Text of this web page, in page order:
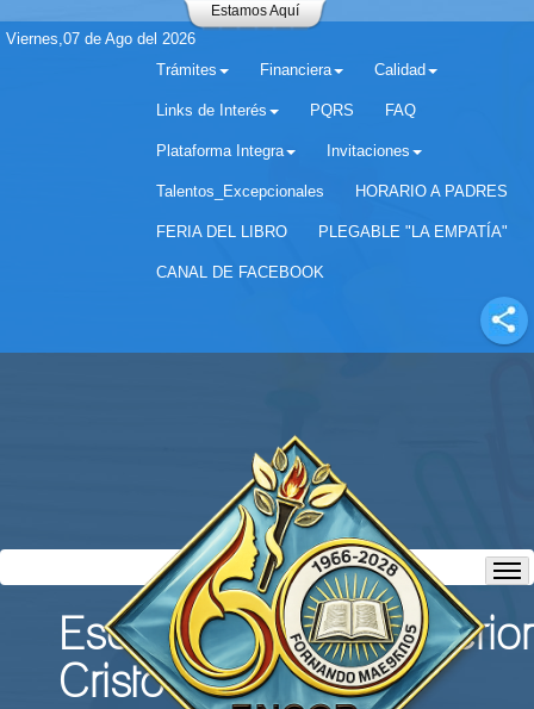
Estamos Aquí
Viernes,07 de Ago del 2026
Trámites
Financiera Calidad
Links de Interés PQRS FAQ
Plataforma Integra Invitaciones
Talentos_Excepcionales HORARIO A PADRES
FERIA DEL LIBRO PLEGABLE "LA EMPATÍA"
CANAL DE FACEBOOK
Escuela Normal Superior
Cristo Rey